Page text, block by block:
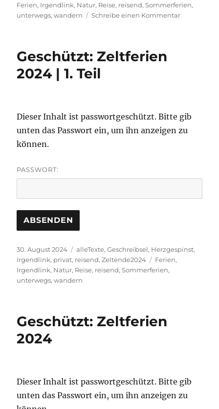
Ferien, Irgendlink, Natur, Reise, reisend,Sommerferien,
unterwegs,wandern Schreibe einen Kommentarzu
Geschützt: Zeltferien
2024 | 1. Teil
Dieser Inhalt ist passwortgeschützt. Bitte gib
unten das Passwort ein, um ihn anzeigen zu
können.
PASSWORT:
Veröffentlicht
am
30. August 2024 Kategorien
alleTexte,Geschreibsel, Herzgespinst,
Irgendlink, privat, reisend,Zeltende2024 Schlagwörter
Ferien,
Irgendlink, Natur, Reise, reisend,Sommerferien,
unterwegs,wandern
Geschützt: Zeltferien
2024
Dieser Inhalt ist passwortgeschützt. Bitte gib
unten das Passwort ein, um ihn anzeigen zu